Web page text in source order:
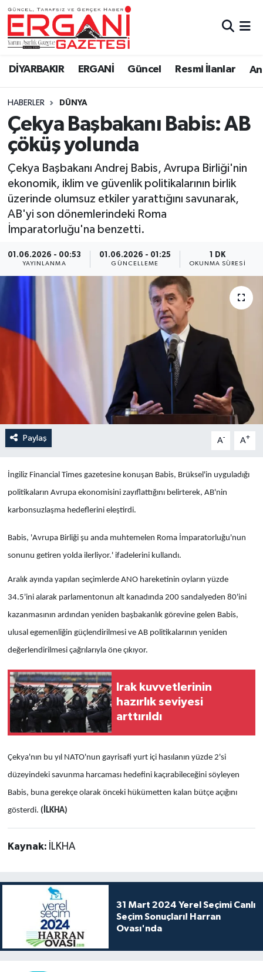
DİYARBAKIR ERGANİ Güncel Resmi İlanlar
HABERLER DÜNYA
Çekya Başbakanı Babis: AB
çöküş yolunda
Çekya Başbakanı Andrej Babis, Avrupa Birliği'nin
ekonomik, iklim ve güvenlik politikalarının birlik
üzerinde olumsuz etkiler yarattığını savunarak,
AB'yi son dönemlerindeki Roma
İmparatorluğu'na benzetti.
01.06.2026 - 00:53
YAYINLANMA
01.06.2026 - 01:25
GÜNCELLEME
1 DK
OKUNMA SÜRESI
Paylaş A- A+
İngiliz Financial Times gazetesine konuşan Babis, Brüksel'in uyguladığı
politikaların Avrupa ekonomisini zayıflattığını belirterek, AB'nin
karbonsuzlaşma hedeflerini eleştirdi.
Babis, 'Avrupa Birliği şu anda muhtemelen Roma İmparatorluğu'nun
sonunu getiren yolda ilerliyor.' ifadelerini kullandı.
Aralık ayında yapılan seçimlerde ANO hareketinin oyların yüzde
34.5'ini alarak parlamentonun alt kanadında 200 sandalyeden 80'ini
kazanmasının ardından yeniden başbakanlık görevine gelen Babis,
ulusal egemenliğin güçlendirilmesi ve AB politikalarının yeniden
değerlendirilmesi çağrılarıyla öne çıkıyor.
Irak kuvvetlerinin
hazırlık seviyesi
arttırıldı
Çekya'nın bu yıl NATO'nun gayrisafi yurt içi hasılanın yüzde 2'si
düzeyindeki savunma harcaması hedefini kaçırabileceğini söyleyen
Babis, buna gerekçe olarak önceki hükümetten kalan bütçe açığını
gösterdi. (İLKHA)
Kaynak: İLKHA
31 Mart 2024 Yerel Seçimi Canlı
Seçim Sonuçları! Harran
Ovası'nda
DİYARBAKIR
BİSMİL
BAĞLAR
ERGANİ
Güncel
Eği̇ti̇m
Resmi İlanlar
Sağlık
Si̇yaset
Spor
Bi̇li̇m & Teknoloji̇
Dünya
Ergani Nöbetçi Eczaneler
Ergani Hava Durumu
Ergani Trafik Yoğunluk Haritası
Süper Lig Puan Durumu ve Fikstür
Tüm Manşetler
Son Dakika Haberleri
Haber Arşivi